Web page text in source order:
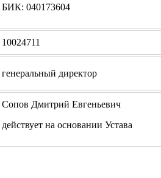
БИК: 040173604
10024711
генеральный директор
Сопов Дмитрий Евгеньевич
действует на основании Устава